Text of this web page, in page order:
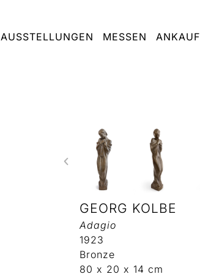
AUSSTELLUNGEN MESSEN ANKAUF
GEORG KOLBE
Adagio
1923
Bronze
80 x 20 x 14 cm